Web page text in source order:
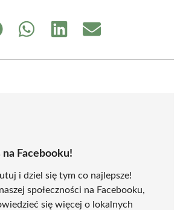
Share
Share
Share
na Facebooku!
i dziel się tym co najlepsze!
społeczności na Facebooku,
się więcej o lokalnych